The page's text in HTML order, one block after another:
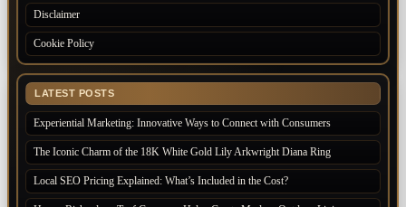
Disclaimer
Cookie Policy
LATEST POSTS
Experiential Marketing: Innovative Ways to Connect with Consumers
The Iconic Charm of the 18K White Gold Lily Arkwright Diana Ring
Local SEO Pricing Explained: What’s Included in the Cost?